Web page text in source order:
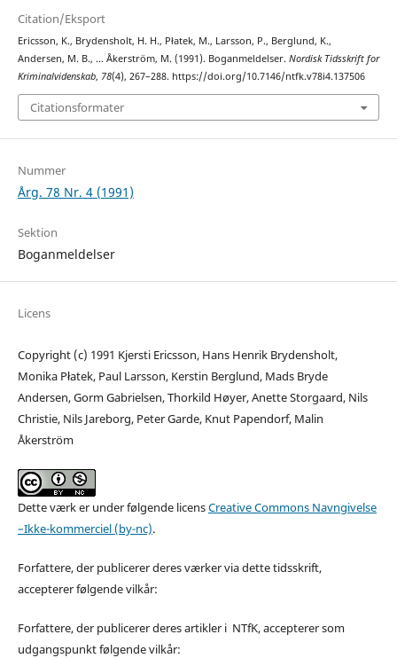
Citation/Eksport
Ericsson, K., Brydensholt, H. H., Płatek, M., Larsson, P., Berglund, K.,
Andersen, M. B., … Åkerström, M. (1991). Boganmeldelser. Nordisk Tidsskrift for
Kriminalvidenskab, 78(4), 267–288. https://doi.org/10.7146/ntfk.v78i4.137506
Citationsformater
Nummer
Årg. 78 Nr. 4 (1991)
Sektion
Boganmeldelser
Licens
Copyright (c) 1991 Kjersti Ericsson, Hans Henrik Brydensholt,
Monika Płatek, Paul Larsson, Kerstin Berglund, Mads Bryde
Andersen, Gorm Gabrielsen, Thorkild Høyer, Anette Storgaard, Nils
Christie, Nils Jareborg, Peter Garde, Knut Papendorf, Malin
Åkerström
Dette værk er under følgende licensCreative Commons Navngivelse
–Ikke-kommerciel (by-nc).
Forfattere, der publicerer deres værker via dette tidsskrift,
accepterer følgende vilkår:
Forfattere, der publicerer deres artikler i NTfK, accepterer som
udgangspunkt følgende vilkår: